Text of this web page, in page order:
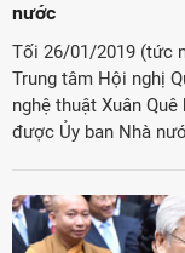
nước
Tối 26/01/2019 (tức
Trung tâm Hội nghị
nghệ thuật Xuân
được Ủy ban Nhà